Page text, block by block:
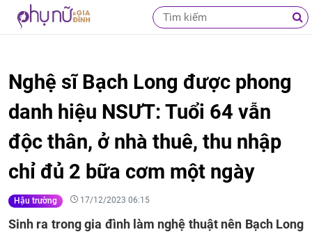
Nghệ sĩ Bạch Long được phong
danh hiệu NSƯT: Tuổi 64 vẫn
độc thân, ở nhà thuê, thu nhập
chỉ đủ 2 bữa cơm một ngày
Hậu trường 17/12/2023 06:15
Sinh ra trong gia đình làm nghệ thuật nên Bạch Long